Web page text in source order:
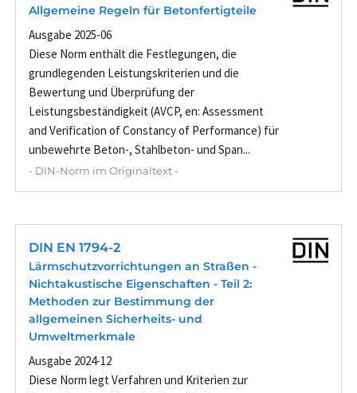
Allgemeine Regeln für Betonfertigteile
Ausgabe 2025-06
Diese Norm enthält die Festlegungen, die
grundlegenden Leistungskriterien und die
Bewertung und Überprüfung der
Leistungsbeständigkeit (AVCP, en: Assessment
and Verification of Constancy of Performance) für
unbewehrte Beton-, Stahlbeton- und Span...
- DIN-Norm im Originaltext -
DIN EN 1794-2
Lärmschutzvorrichtungen an Straßen -
Nichtakustische Eigenschaften - Teil 2:
Methoden zur Bestimmung der
allgemeinen Sicherheits- und
Umweltmerkmale
Ausgabe 2024-12
Diese Norm legt Verfahren und Kriterien zur